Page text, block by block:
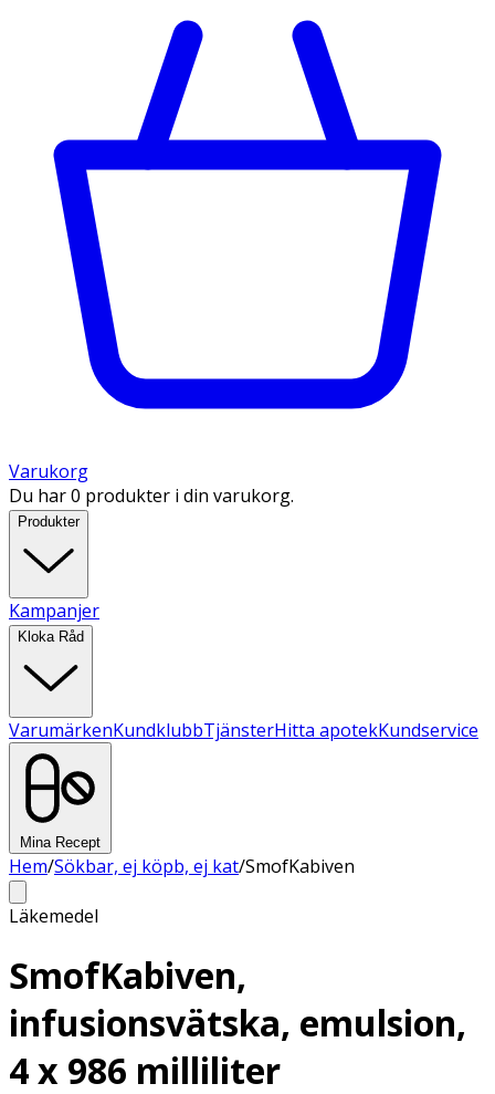
Varukorg
Du har 0 produkter i din varukorg.
Produkter
Kampanjer
Kloka Råd
VarumärkenKundklubbTjänsterHitta apotekKundservice
Mina Recept
Hem/Sökbar, ej köpb, ej kat/SmofKabiven
Läkemedel
SmofKabiven,
infusionsvätska, emulsion,
4 x 986 milliliter